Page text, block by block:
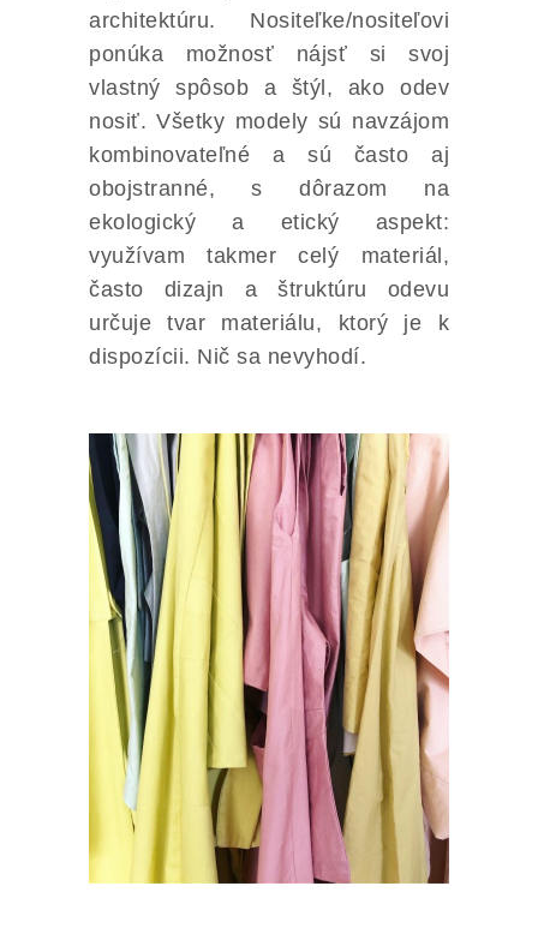
architektúru. Nositeľke/nositeľovi
ponúka možnosť nájsť si svoj
vlastný spôsob a štýl, ako odev
nosiť. Všetky modely sú navzájom
kombinovateľné a sú často aj
obojstranné, s dôrazom na
ekologický a etický aspekt:
využívam takmer celý materiál,
často dizajn a štruktúru odevu
určuje tvar materiálu, ktorý je k
dispozícii. Nič sa nevyhodí.